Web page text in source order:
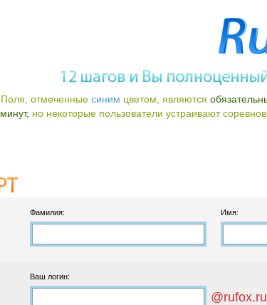
Поля, отмеченные синим цветом, являются
минут, но некоторые пользователи устраивают
Фамилия: Имя:
Ваш логин:
@rufox.ru